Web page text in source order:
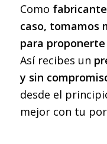
Como
caso, tomamos
para
Así recibes un
y sin
desde el
mejor con tu